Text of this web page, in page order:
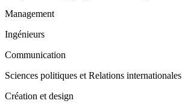
Management
Ingénieurs
Communication
Sciences politiques et Relations internationales
Création et design